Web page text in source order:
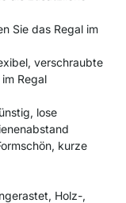
Sie das Regal im
verschraubte
Regal
lose
kurze
Holz-,